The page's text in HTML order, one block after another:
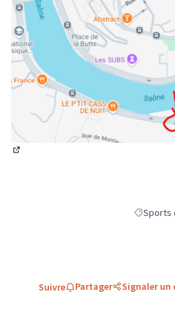
Filtrer
Sports
Suivre Partager Signaler un